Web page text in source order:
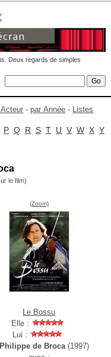
Deux regards de simples
-par Année - Listes
P Q R S T U V W X Y
le film)
(Zoom)
Le Bossu
Elle :
Lui :
Philippe de Broca(1997)